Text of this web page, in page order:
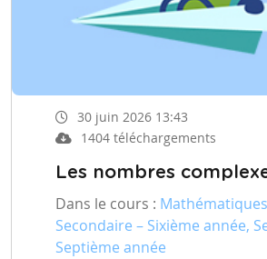
30 juin 2026 13:43
1404 téléchargements
Les nombres
Dans le cours : Mathématiques
Secondaire – Sixième année,
Septième année